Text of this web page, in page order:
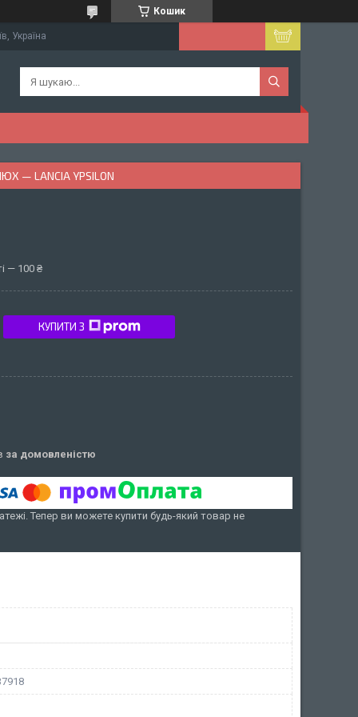
Кошик
Україна
— LANCIA YPSILON
— 100 ₴
КУПИТИ З
за домовленістю
Тепер ви можете купити будь-який товар не